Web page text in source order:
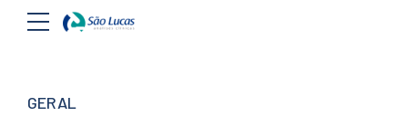
GERAL